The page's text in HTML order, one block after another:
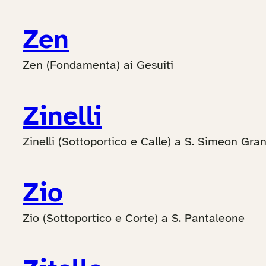
Zen
Zen (Fondamenta) ai Gesuiti
Zinelli
Zinelli (Sottoportico e Calle) a S. Simeon
Zio
Zio (Sottoportico e Corte) a S. Pantaleone